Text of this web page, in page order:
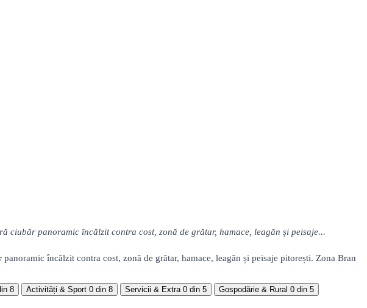
panoramic încălzit contra cost, zonă de grătar, hamace, leagăn și peisaje...
încălzit contra cost, zonă de grătar, hamace, leagăn și peisaje pitorești. Zona Bran
8 Activități & Sport 0 din 8 Servicii & Extra 0 din 5 Gospodărie & Rural 0 din 5